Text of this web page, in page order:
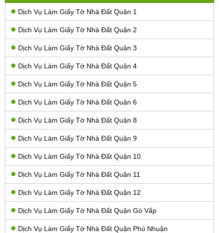
Dịch Vụ Làm Giấy Tờ Nhà Đất Quận 1
Dịch Vụ Làm Giấy Tờ Nhà Đất Quận 2
Dịch Vụ Làm Giấy Tờ Nhà Đất Quận 3
Dịch Vụ Làm Giấy Tờ Nhà Đất Quận 4
Dịch Vụ Làm Giấy Tờ Nhà Đất Quận 5
Dịch Vụ Làm Giấy Tờ Nhà Đất Quận 6
Dịch Vụ Làm Giấy Tờ Nhà Đất Quận 8
Dịch Vụ Làm Giấy Tờ Nhà Đất Quận 9
Dịch Vụ Làm Giấy Tờ Nhà Đất Quận 10
Dịch Vụ Làm Giấy Tờ Nhà Đất Quận 11
Dịch Vụ Làm Giấy Tờ Nhà Đất Quận 12
Dịch Vụ Làm Giấy Tờ Nhà Đất Quận Gò Vấp
Dịch Vụ Làm Giấy Tờ Nhà Đất Quận Phú Nhuận